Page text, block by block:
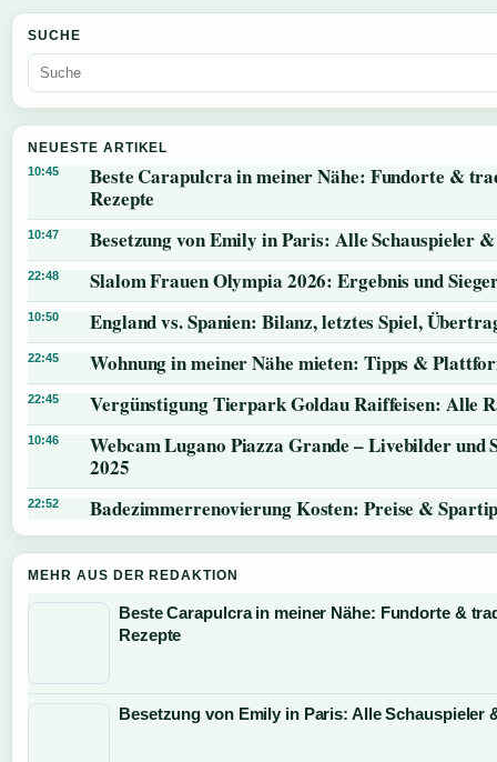
SUCHE
NEUESTE ARTIKEL
10:45
Beste Carapulcra in meiner Nähe: Fundorte &
Rezepte
10:47 Besetzung von Emily in Paris: Alle Schauspieler
22:48 Slalom Frauen Olympia 2026: Ergebnis und
10:50 England vs. Spanien: Bilanz, letztes Spiel,
22:45 Wohnung in meiner Nähe mieten: Tipps &
22:45 Vergünstigung Tierpark Goldau Raiffeisen: Alle
10:46
Webcam Lugano Piazza Grande – Livebilder und
2025
22:52 Badezimmerrenovierung Kosten: Preise &
MEHR AUS DER REDAKTION
Beste Carapulcra in meiner Nähe: Fundorte &
Rezepte
Besetzung von Emily in Paris: Alle Schauspieler